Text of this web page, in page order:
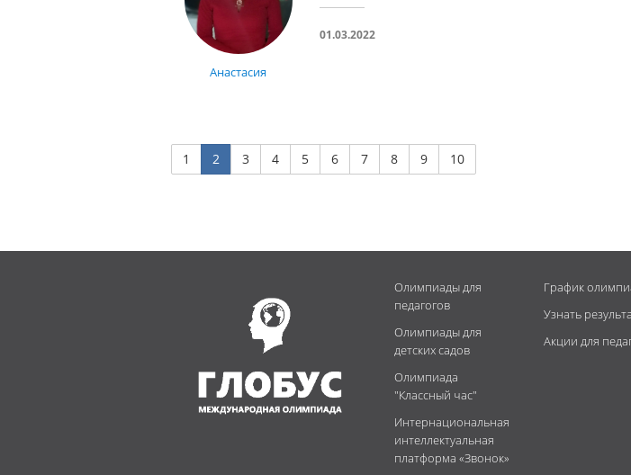
Анастасия
01.03.2022
1 2 3 4 5 6 7 8 9 10
Олимпиады для
педагогов
Олимпиады для
детских садов
Олимпиада
"Классный час"
Интернациональная
интеллектуальная
платформа «Звонок»
График
Узнать
Акции для